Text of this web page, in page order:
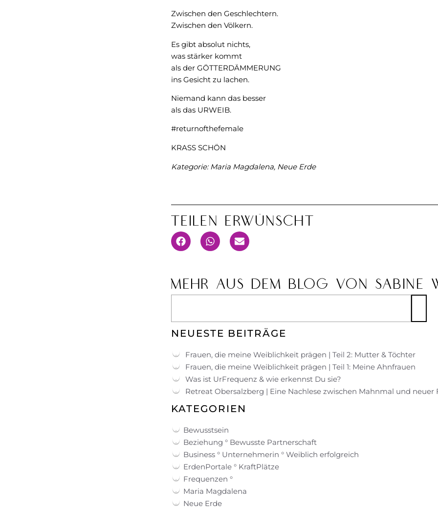
Zwischen den Geschlechtern.
Zwischen den Völkern.
Es gibt absolut nichts,
was stärker kommt
als der GÖTTERDÄMMERUNG
ins Gesicht zu lachen.
Niemand kann das besser
als das URWEIB.
#returnofthefemale
KRASS SCHÖN
Kategorie:Maria Magdalena, Neue Erde
Teilen Erwünscht
MEHR AUS DEM BLOG VON SABINE
NEUESTE BEITRÄGE
Frauen, die meine Weiblichkeit prägen | Teil 2: Mutter & Töchter
Frauen, die meine Weiblichkeit prägen | Teil 1: Meine Ahnfrauen
Was ist UrFrequenz & wie erkennst Du sie?
Retreat Obersalzberg | Eine Nachlese zwischen Mahnmal und neuer
KATEGORIEN
Bewusstsein
Beziehung ° Bewusste Partnerschaft
Business ° Unternehmerin ° Weiblich erfolgreich
ErdenPortale ° KraftPlätze
Frequenzen °
Maria Magdalena
Neue Erde